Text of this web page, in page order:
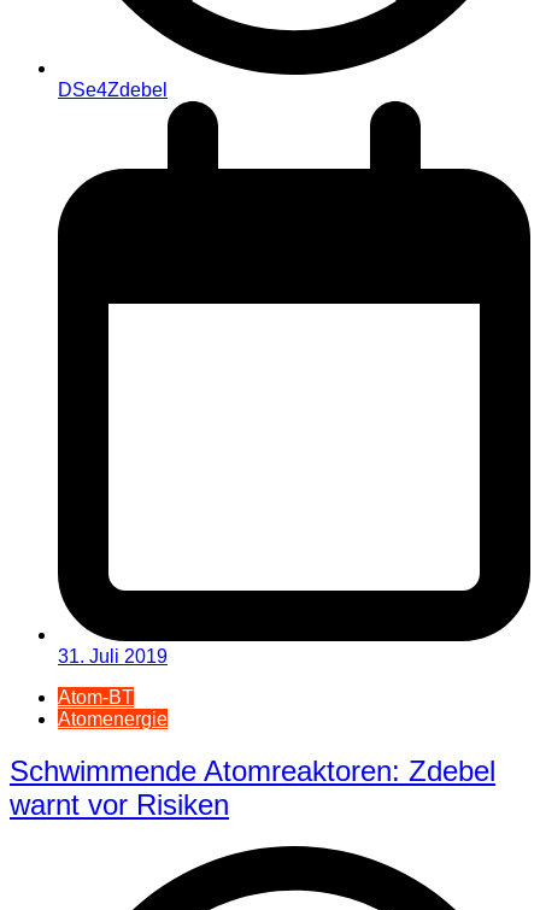
DSe4Zdebel
31. Juli 2019
Atom-BT
Atomenergie
Schwimmende Atomreaktoren: Zdebel
warnt vor Risiken